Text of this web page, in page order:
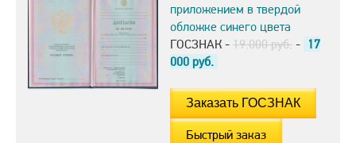
приложением в твердой
обложке синего цвета
ГОСЗНАК - 19.000 руб. - 17
000 руб.
Быстрый заказ